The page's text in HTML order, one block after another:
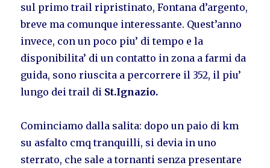
sul primo trail ripristinato, Fontana d’argento,
breve ma comunque interessante. Quest’anno
invece, con un poco piu’ di tempo e la
disponibilita’ di un contatto in zona a farmi da
guida, sono riuscita a percorrere il 352, il piu’
lungo dei trail di St.Ignazio.
Cominciamo dalla salita: dopo un paio di km
su asfalto cmq tranquilli, si devia in uno
sterrato, che sale a tornanti senza presentare